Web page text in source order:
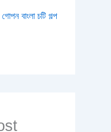
বাংলা চটি গল্প